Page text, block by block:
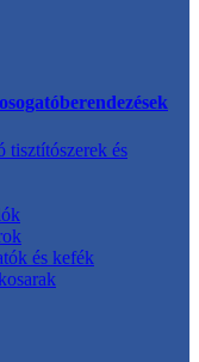
tisztítószerek és
és kefék